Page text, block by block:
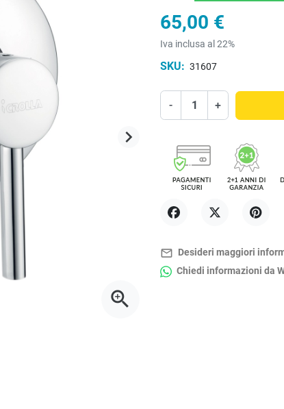
Successivo
keyboard_arrow_right
zoom_in
65,00 €
Iva inclusa al 22%
SKU: 31607
- +
mail_outline Desideri maggiori
Chiedi informazioni da